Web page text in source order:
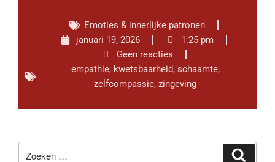
Emoties & innerlijke patronen
januari 19, 2026
1:25 pm
Geen reacties
empathie, kwetsbaarheid, schaamte,
zelfcompassie, zingeving